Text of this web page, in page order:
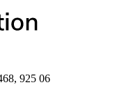
925 06